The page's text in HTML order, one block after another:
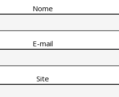
Nome
E-mail
Site